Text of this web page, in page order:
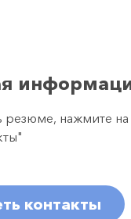
резюме, нажмите на
контакты